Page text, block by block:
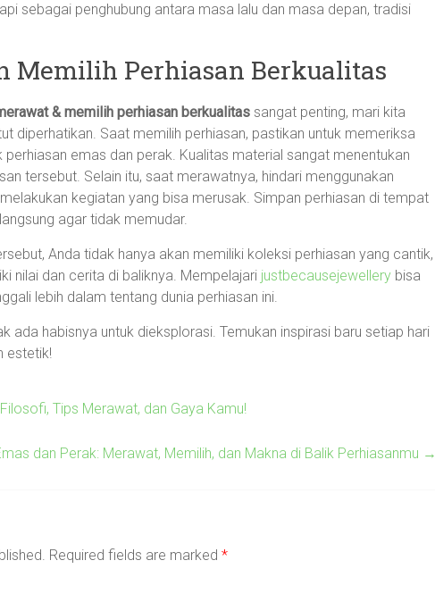
sebagai penghubung antara masa lalu dan masa depan, tradisi
Memilih Perhiasan Berkualitas
& memilih perhiasan berkualitas sangat penting, mari kita
diperhatikan. Saat memilih perhiasan, pastikan untuk memeriksa
emas dan perak. Kualitas material sangat menentukan
tersebut. Selain itu, saat merawatnya, hindari menggunakan
kegiatan yang bisa merusak. Simpan perhiasan di tempat
agar tidak memudar.
Anda tidak hanya akan memiliki koleksi perhiasan yang cantik,
nilai dan cerita di baliknya. Mempelajari justbecausejewellery bisa
lebih dalam tentang dunia perhiasan ini.
ada habisnya untuk dieksplorasi. Temukan inspirasi baru setiap hari
estetik!
Tips Merawat, dan Gaya Kamu!
dan Perak: Merawat, Memilih, dan Makna di Balik Perhiasanmu →
Required fields are marked *